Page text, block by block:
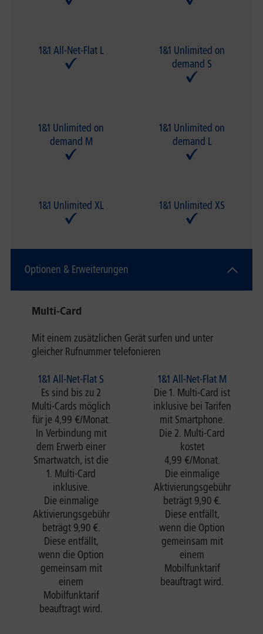
1&1 All-Net-Flat L
1&1 Unlimited on
demand S
1&1 Unlimited on
demand M
1&1 Unlimited on
demand L
1&1 Unlimited XL 1&1 Unlimited XS
Optionen & Erweiterungen
Multi-Card
Mit einem zusätzlichen Gerät surfen und unter
gleicher Rufnummer telefonieren
1&1 All-Net-Flat S
Es sind bis zu 2
Multi-Cards möglich
für je 4,99 €/Monat.
In Verbindung mit
dem Erwerb einer
Smartwatch, ist die
1. Multi-Card
inklusive.
Die einmalige
Aktivierungsgebühr
beträgt 9,90 €.
Diese entfällt,
wenn die Option
gemeinsam mit
einem
Mobilfunktarif
beauftragt wird.
1&1 All-Net-Flat M
Die 1. Multi-Card ist
inklusive bei Tarifen
mit Smartphone.
Die 2. Multi-Card
kostet
4,99 €/Monat.
Die einmalige
Aktivierungsgebühr
beträgt 9,90 €.
Diese entfällt,
wenn die Option
gemeinsam mit
einem
Mobilfunktarif
beauftragt wird.